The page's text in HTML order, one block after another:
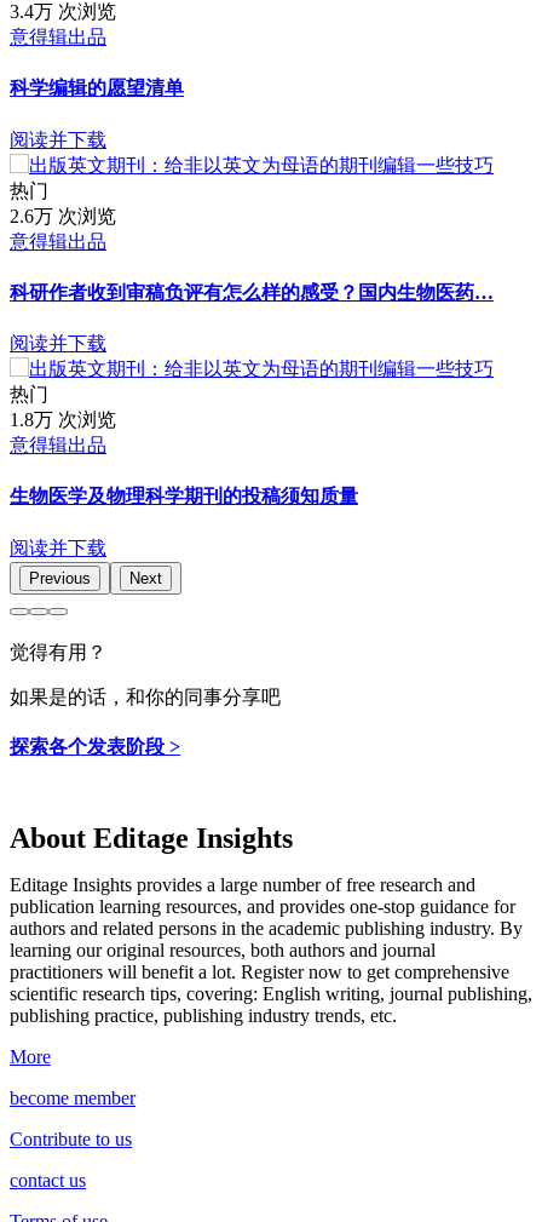
3.4万 次浏览
意得辑出品
科学编辑的愿望清单
阅读并下载
热门
2.6万 次浏览
意得辑出品
科研作者收到审稿负评有怎么样的感受？国内生物医药…
阅读并下载
热门
1.8万 次浏览
意得辑出品
生物医学及物理科学期刊的投稿须知质量
阅读并下载
Previous Next
觉得有用？
如果是的话，和你的同事分享吧
探索各个发表阶段 >
About Editage Insights
Editage Insights provides a large number of free research and
publication learning resources, and provides one-stop guidance for
authors and related persons in the academic publishing industry. By
learning our original resources, both authors and journal
practitioners will benefit a lot. Register now to get comprehensive
scientific research tips, covering: English writing, journal publishing,
publishing practice, publishing industry trends, etc.
More
become member
Contribute to us
contact us